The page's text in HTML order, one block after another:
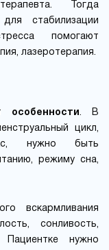
Тогда
стабилизации
помогают
лазеротерапия.
особенности. В
цикл,
нужно быть
режиму сна,
вскармливания
сонливость,
Пациентке нужно